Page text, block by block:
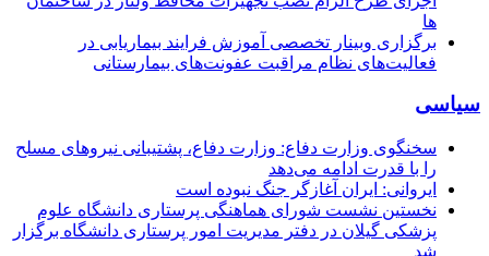
ها
برگزاری وبینار تخصصی آموزش فرایند بیماریابی در
فعالیت‌های نظام مراقبت عفونت‌های بیمارستانی
سیاسی
سخنگوی وزارت دفاع: وزارت دفاع، پشتیبانی نیرو‌های مسلح
را با قدرت ادامه می‌دهد
ایروانی: ایران آغازگر جنگ نبوده است
نخستین نشست شورای هماهنگی پرستاری دانشگاه علوم
پزشکی گیلان در دفتر مدیریت امور پرستاری دانشگاه برگزار
شد